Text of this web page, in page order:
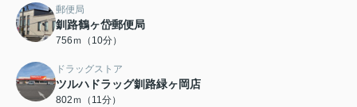
郵便局
釧路鶴ヶ岱郵便局
756ｍ（10分）
ドラッグストア
ツルハドラッグ釧路緑ヶ岡店
802ｍ（11分）